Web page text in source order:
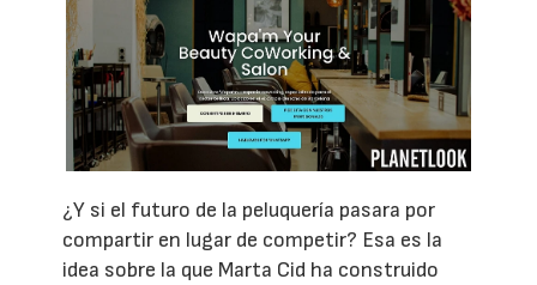
¿Y si el futuro de la peluquería pasara por
compartir en lugar de competir? Esa es la
idea sobre la que Marta Cid ha construido